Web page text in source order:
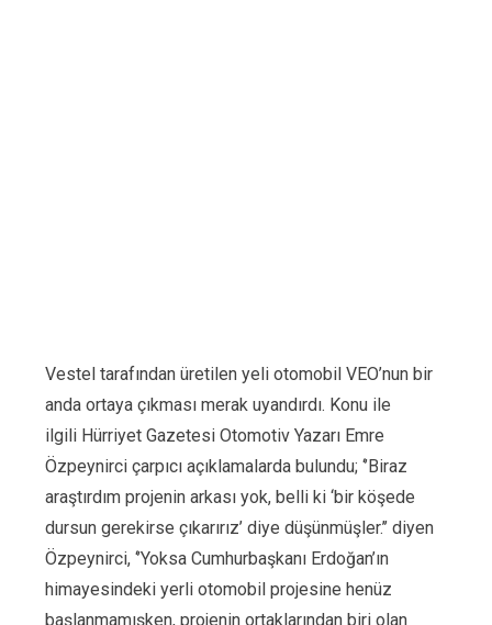
Vestel tarafından üretilen yeli otomobil VEO’nun bir
anda ortaya çıkması merak uyandırdı. Konu ile
ilgili Hürriyet Gazetesi Otomotiv Yazarı Emre
Özpeynirci çarpıcı açıklamalarda bulundu; ‘’Biraz
araştırdım projenin arkası yok, belli ki ‘bir köşede
dursun gerekirse çıkarırız’ diye düşünmüşler.’’ diyen
Özpeynirci, ‘’Yoksa Cumhurbaşkanı Erdoğan’ın
himayesindeki yerli otomobil projesine henüz
başlanmamışken, projenin ortaklarından biri olan